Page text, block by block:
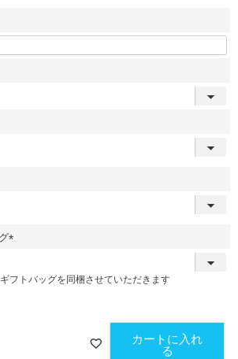
須
フトバッグを同梱させていただきます
カートに入れ
る